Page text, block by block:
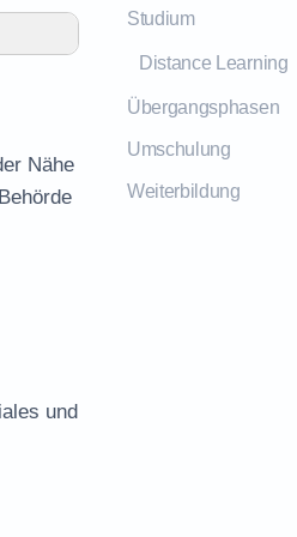
Nähe
und
Studium
Distance Learning
Übergangsphasen
Umschulung
Weiterbildung